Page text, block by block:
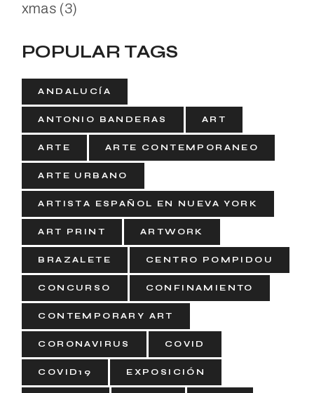
xmas (3)
POPULAR TAGS
ANDALUCÍA
ANTONIO BANDERAS ART
ARTE ARTE CONTEMPORANEO
ARTE URBANO
ARTISTA ESPAÑOL EN NUEVA YORK
ART PRINT ARTWORK
BRAZALETE CENTRO POMPIDOU
CONCURSO CONFINAMIENTO
CONTEMPORARY ART
CORONAVIRUS COVID
COVID19 EXPOSICIÓN